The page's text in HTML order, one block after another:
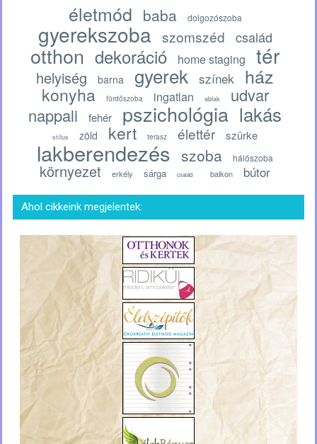
életmód baba dolgozószoba
gyerekszoba szomszéd család
otthon dekoráció home staging tér
helyiség barna gyerek színek ház
konyha fürdőszoba ingatlan ablak
udvar
nappali
fehér pszichológia lakás
stílus zöld kert terasz élettér szürke
lakberendezés szoba hálószoba
környezet erkély sárga család balkon bútor
Ahol cikkeink megjelentek: